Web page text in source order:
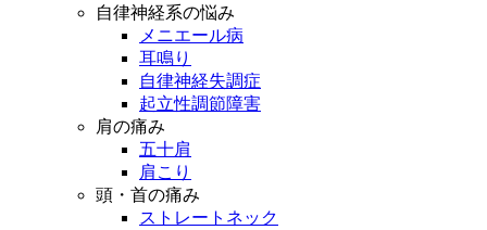
自律神経系の悩み
メニエール病
耳鳴り
自律神経失調症
起立性調節障害
肩の痛み
五十肩
肩こり
頭・首の痛み
ストレートネック